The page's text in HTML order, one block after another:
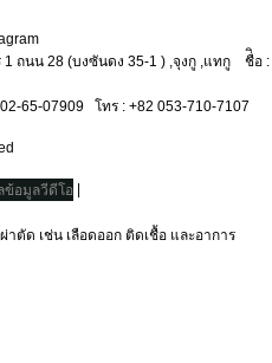
1 ถนน 28 (บงซันดง 35-1 ) ,จุงกู ,แทกู ชื่ิอ :
65-07909ㅤ โทร : +82 053-710-7107
ข้อมูลวีดีโอ |
ตัด เช่น เลือดออก ติดเชื้อ และอาการ